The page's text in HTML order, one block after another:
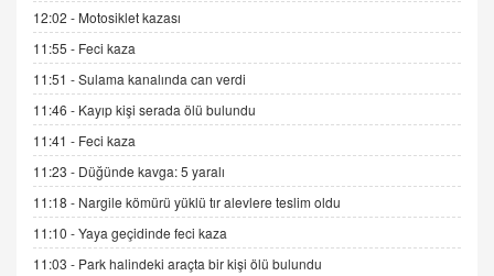
ADEM AKÖL
Esed Destekçilerinin Yüzüne Vurulan Şamar:
Sednaya
11.12.2024 12:30
DR. EKREM ASLAN
Gerçek Ne, Algı Ne? "Beraber Yürüyoruz"
Cümlesinin Peşinden
19.07.2025 12:45
GÖNÜL MENEKŞE
Şifacının Yolu
12:02 - Motosiklet kazası
11:55 - Feci kaza
11:51 -Sulama kanalında can verdi
11:46 - Kayıp kişi serada ölü bulundu
11:41 - Feci kaza
11:23 - Düğünde kavga: 5 yaralı
11:18 - Nargile kömürü yüklü tır alevlere teslim oldu
11:10 -Yaya geçidinde feci kaza
11:03 - Park halindeki araçta bir kişi ölü bulundu